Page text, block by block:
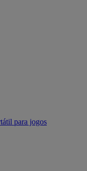
para jogos